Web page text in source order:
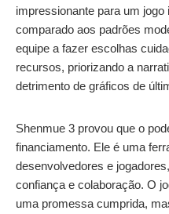
impressionante para um
comparado aos padrões
equipe a fazer escolhas
recursos, priorizando a
detrimento de gráficos de
Shenmue 3 provou que o
financiamento. Ele é uma
desenvolvedores e
confiança e colaboração. O
uma promessa cumprida,